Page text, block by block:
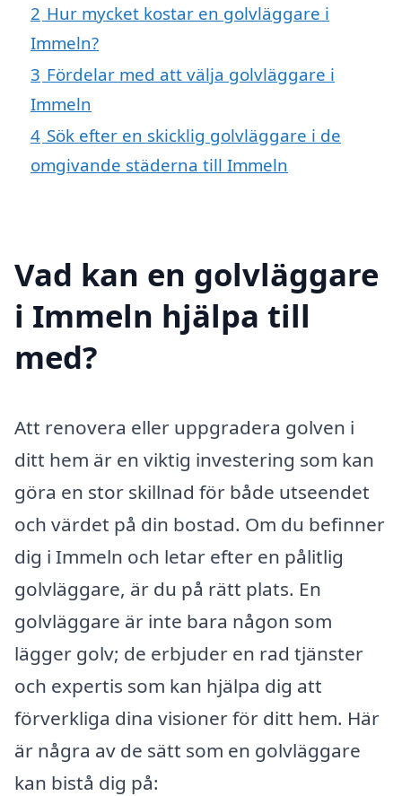
2 Hur mycket kostar en golvläggare i
Immeln?
3 Fördelar med att välja golvläggare i
Immeln
4 Sök efter en skicklig golvläggare i de
omgivande städerna till Immeln
Vad kan en golvläggare
i Immeln hjälpa till
med?
Att renovera eller uppgradera golven i
ditt hem är en viktig investering som kan
göra en stor skillnad för både utseendet
och värdet på din bostad. Om du befinner
dig i Immeln och letar efter en pålitlig
golvläggare, är du på rätt plats. En
golvläggare är inte bara någon som
lägger golv; de erbjuder en rad tjänster
och expertis som kan hjälpa dig att
förverkliga dina visioner för ditt hem. Här
är några av de sätt som en golvläggare
kan bistå dig på: